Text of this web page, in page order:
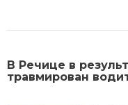
В Речице в
травмирован